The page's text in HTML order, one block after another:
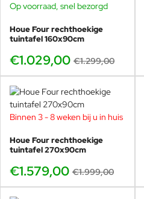
-21%
Op voorraad, snel bezorgd
Houe Four rechthoekige
tuintafel 160x90cm
€1.029,00 €1.299,00
-21%
Binnen 3 - 8 weken bij u in huis
Houe Four rechthoekige
tuintafel 270x90cm
€1.579,00 €1.999,00